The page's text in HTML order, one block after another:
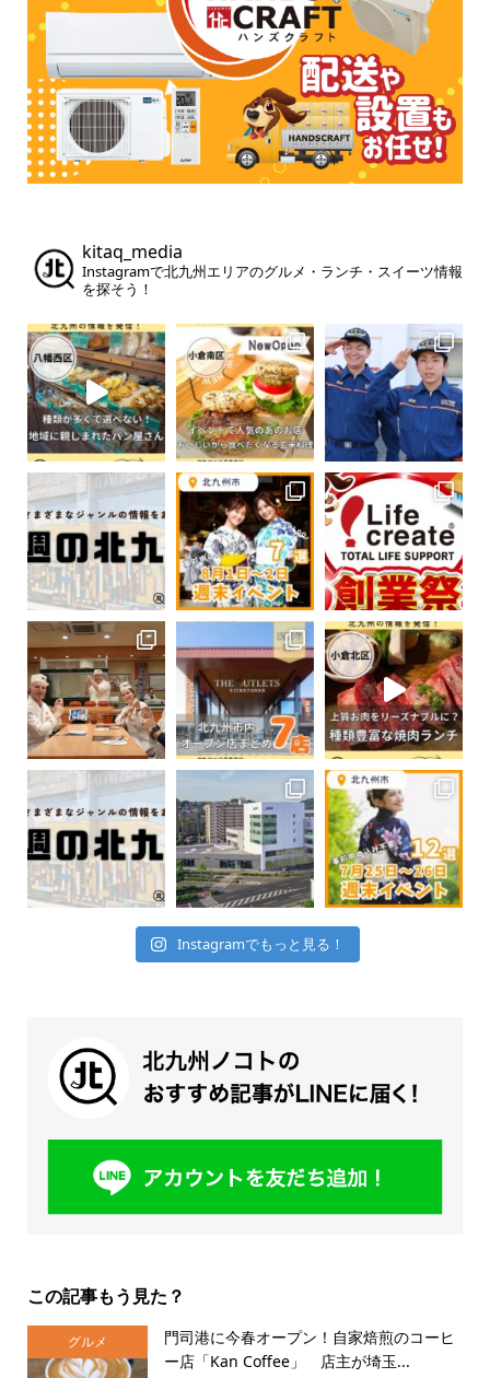
kitaq_media
Instagramで北九州エリアのグルメ・ランチ・スイーツ情報
を探そう！
Instagramでもっと見る！
この記事もう見た？
グルメ
門司港に今春オープン！自家焙煎のコーヒ
ー店「Kan Coffee」 店主が埼玉...